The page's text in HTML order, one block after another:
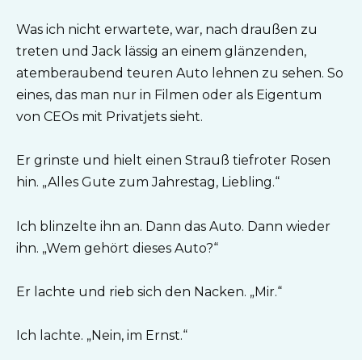
Was ich nicht erwartete, war, nach draußen zu
treten und Jack lässig an einem glänzenden,
atemberaubend teuren Auto lehnen zu sehen. So
eines, das man nur in Filmen oder als Eigentum
von CEOs mit Privatjets sieht.
Er grinste und hielt einen Strauß tiefroter Rosen
hin. „Alles Gute zum Jahrestag, Liebling.“
Ich blinzelte ihn an. Dann das Auto. Dann wieder
ihn. „Wem gehört dieses Auto?“
Er lachte und rieb sich den Nacken. „Mir.“
Ich lachte. „Nein, im Ernst.“